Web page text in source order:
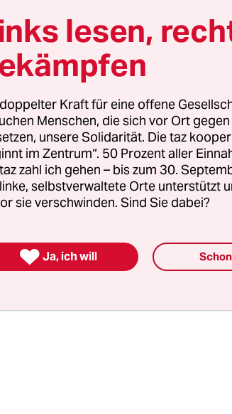
II, dem sogenannten
einstellen. Eine Bund-
zur Reform des
besteht – anders als
über einige Vorstöße.
vereinfacht werden. Im
von Bund und Ländern
Diese erarbeitet mit den
und der Bundesagentur für Arbeit
lesen,
Kraft für eine offene
Menschen, die sich vor Ort
unsere Solidarität. Die taz
im Zentrum“. 50 Prozent aller
zahl ich gehen – bis zum 30.
selbstverwaltete Orte unterstützt
sie verschwinden. Sind Sie dabei?
 Ja, ich will